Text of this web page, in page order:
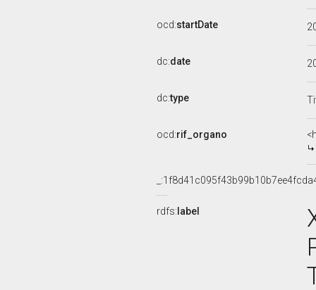
ocd:startDate
dc:date
dc:type
ocd:rif_organo
rdfs: label